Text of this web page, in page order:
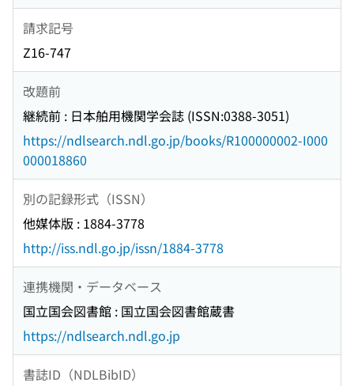
請求記号
Z16-747
改題前
継続前 : 日本舶用機関学会誌 (ISSN:0388-3051)
https://ndlsearch.ndl.go.jp/books/R100000002-I000
000018860
別の記録形式（ISSN）
他媒体版 : 1884-3778
http://iss.ndl.go.jp/issn/1884-3778
連携機関・データベース
国立国会図書館 : 国立国会図書館蔵書
https://ndlsearch.ndl.go.jp
書誌ID（NDLBibID）